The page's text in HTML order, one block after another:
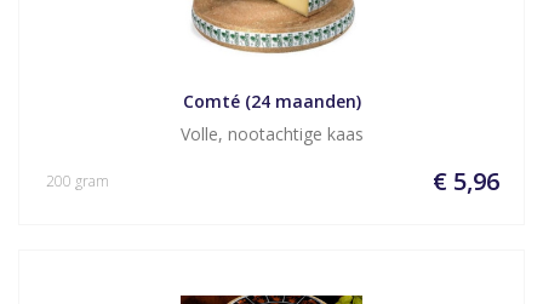
Comté (24 maanden)
Volle, nootachtige kaas
€ 5,96
200 gram